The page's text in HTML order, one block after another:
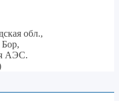
обл.,
АЭС.